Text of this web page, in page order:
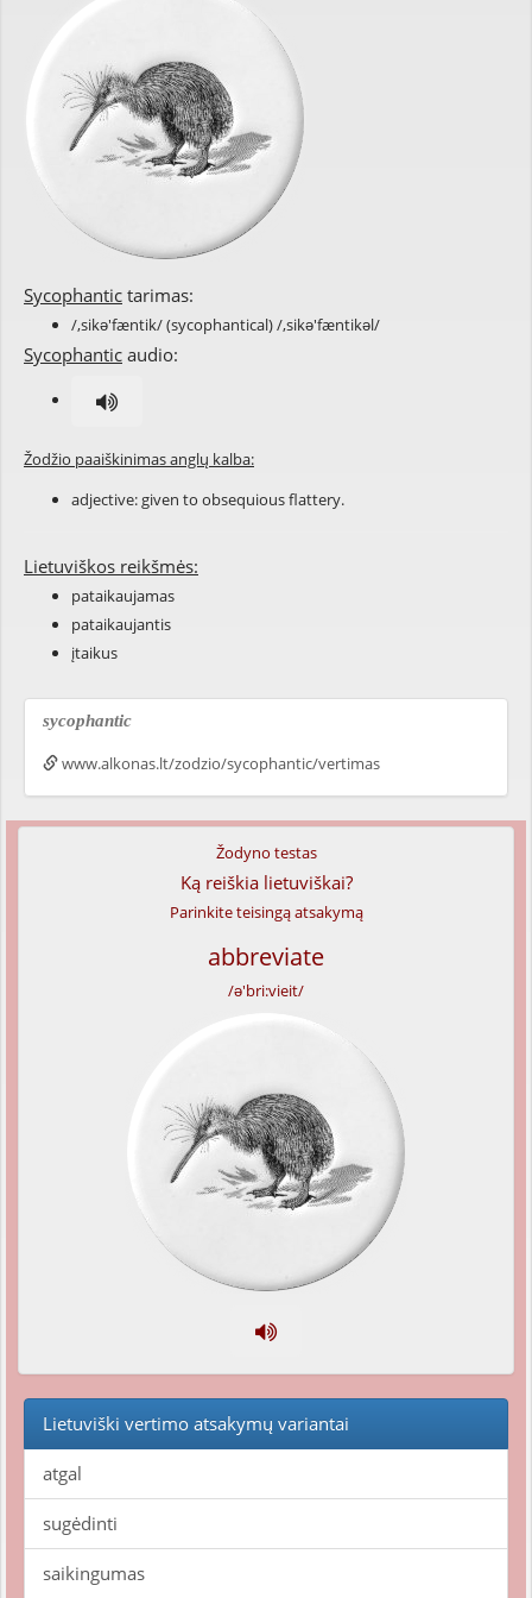
Sycophantic tarimas:
/,sikə'fæntik/ (sycophantical) /,sikə'fæntikəl/
Sycophantic audio:
Žodžio paaiškinimas anglų kalba:
adjective: given to obsequiousflattery.
Lietuviškos reikšmės:
pataikaujamas
pataikaujantis
įtaikus
sycophantic
www.alkonas.lt/zodzio/sycophantic/vertimas
Žodyno testas
Ką reiškia lietuviškai?
Parinkite teisingą atsakymą
abbreviate
/ə'bri:vieit/
Lietuviški vertimo atsakymų variantai
atgal
sugėdinti
saikingumas